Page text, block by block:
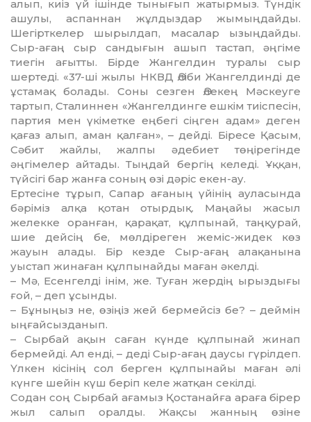
алып, киіз үй ішінде тынығып жатырмыз. Түндік
ашулы, аспаннан жұлдыздар жымыңдайды.
Шегірткелер шырылдап, масалар ызыңдайды.
Сыр-ағаң сыр санды­ғын ашып тастап, әңгіме
тиегін ағытты. Бірде Жангелдин туралы сыр
шертеді. «37-ші жылы НКВД Әліби Жангелдинді де
ұстамақ болады. Соны сезген Әлекең Мәс­кеуге
тартып, Сталиннен «Жангел­динге ешкім тиіспесін,
партия мен үкіметке еңбегі сіңген адам» деген
қағаз алып, аман қалған», – дейді. Біресе Қасым,
Сәбит жайлы, жал­пы әдебиет төңірегінде
әңгімелер айтады. Тыңдай бергің келеді. Ұққан,
түйсігі бар жанға соның өзі дәріс екен-ау.
Ертесіне тұрып, Сапар ағаның үйінің ауласында
бәріміз алқа қотан отырдық. Маңайы жасыл
желекке оранған, қарақат, құлпынай, таңқу­рай,
шие дейсің бе, мөлдіре­ген жеміс-жидек көз
жауын алады. Бір кезде Сыр-ағаң алақанына
уыстап жинаған құлпынайды маған әкелді.
– Мә, Есенгелді інім, же. Туған жердің ырыздығы
ғой, – деп ұсын­ды.
– Бұныңыз не, өзіңіз жей бермей­сіз бе? – деймін
ыңғайсыз­данып.
– Сырбай ақын саған күнде құл­пынай жинап
бермейді. Ал енді, – деді Сыр-ағаң даусы гүрілдеп.
Үлкен кісінің сол берген құлпы­найы ма­ған әлі
күнге шейін күш беріп келе жатқан секілді.
Содан соң Сырбай ағамыз Қос­танайға араға бірер
жыл салып оралды. Жақсы жанның өзіне